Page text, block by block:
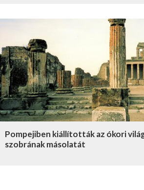
Pompejiben kiállították az ókori
szobrának másolatát